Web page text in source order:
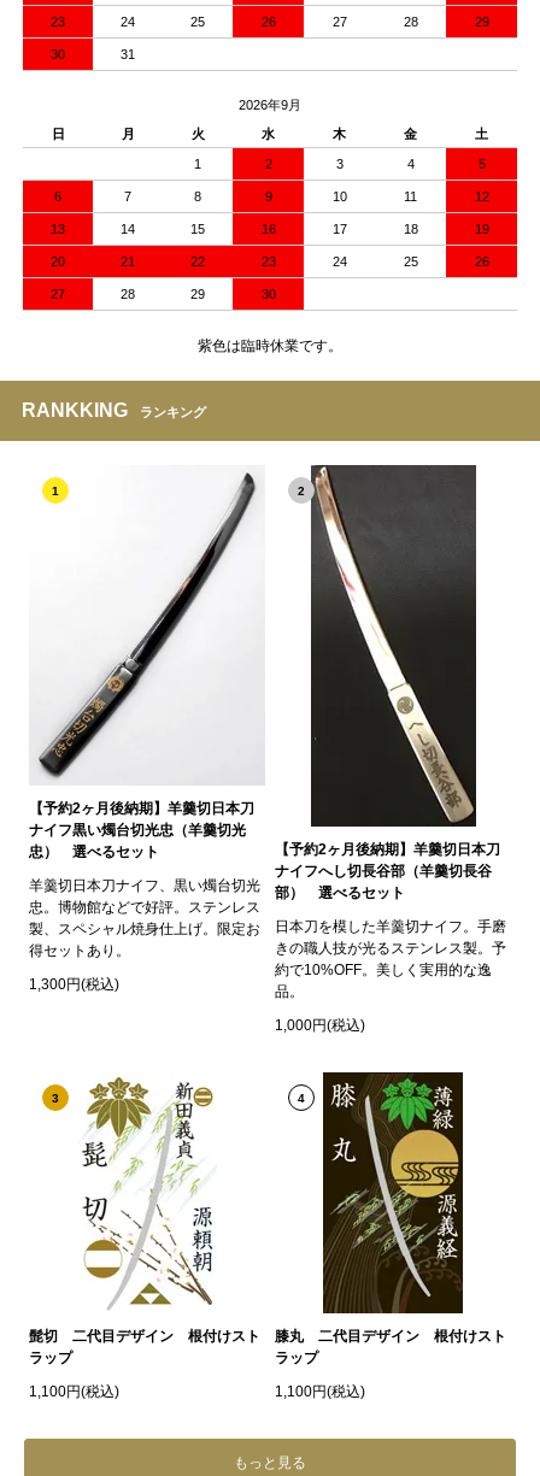
23 24 25 26 27 28 29
30 31
2026年9月
日
月 火 水 木 金 土
1 2 3 4 5
6 7 8 9 10 11 12
13 14 15 16 17 18 19
20 21 22 23 24 25 26
27 28 29 30
紫色は臨時休業です。
RANKKING ランキング
1
【予約2ヶ月後納期】羊羹切日本刀
ナイフ黒い燭台切光忠（羊羹切光
忠） 選べるセット
羊羹切日本刀ナイフ、黒い燭台切光
忠。博物館などで好評。ステンレス
製、スペシャル焼身仕上げ。限定お
得セットあり。
1,300円(税込)
2
【予約2ヶ月後納期】羊羹切日本刀
ナイフへし切長谷部（羊羹切長谷
部） 選べるセット
日本刀を模した羊羹切ナイフ。手磨
きの職人技が光るステンレス製。予
約で10%OFF。美しく実用的な逸
品。
1,000円(税込)
3
髭切 二代目デザイン 根付けスト
ラップ
1,100円(税込)
4
膝丸 二代目デザイン 根付けスト
ラップ
1,100円(税込)
もっと見る